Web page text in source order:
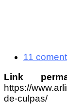
11
Link
https://
de-culpas/